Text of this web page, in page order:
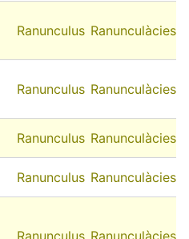
Ranunculus Ranunculàcies
Ranunculus Ranunculàcies
Ranunculus Ranunculàcies
Ranunculus Ranunculàcies
Ranunculus Ranunculàcies